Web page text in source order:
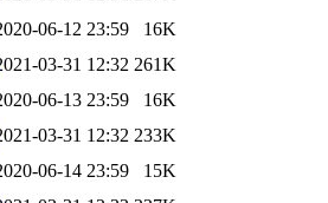
06-12 23:59
16K
03-31 12:32 261K
06-13 23:59
16K
03-31 12:32 233K
06-14 23:59
15K